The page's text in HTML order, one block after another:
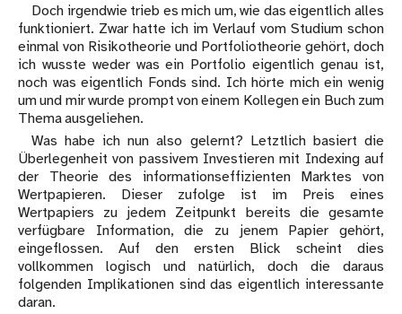
Doch irgendwie trieb es mich um, wie das eigentlich alles
funktioniert. Zwar hatte ich im Verlauf vom Studium schon
einmal von Risikotheorie und Portfoliotheorie gehört, doch
ich wusste weder was ein Portfolio eigentlich genau ist,
noch was eigentlich Fonds sind. Ich hörte mich ein wenig
um und mir wurde prompt von einem Kollegen ein Buch zum
Thema ausgeliehen.
Was habe ich nun also gelernt? Letztlich basiert die
Überlegenheit von passivem Investieren mit Indexing auf
der Theorie des informationseffizienten Marktes von
Wertpapieren. Dieser zufolge ist im Preis eines
Wertpapiers zu jedem Zeitpunkt bereits die gesamte
verfügbare Information, die zu jenem Papier gehört,
eingeflossen. Auf den ersten Blick scheint dies
vollkommen logisch und natürlich, doch die daraus
folgenden Implikationen sind das eigentlich interessante
daran.